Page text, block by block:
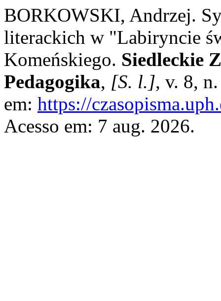
BORKOWSKI, Andrzej.
literackich w "Labiryncie
Komeńskiego. Siedleckie
Pedagogika, [S. l.], v. 8,
em: https://
Acesso em: 7 aug. 2026.